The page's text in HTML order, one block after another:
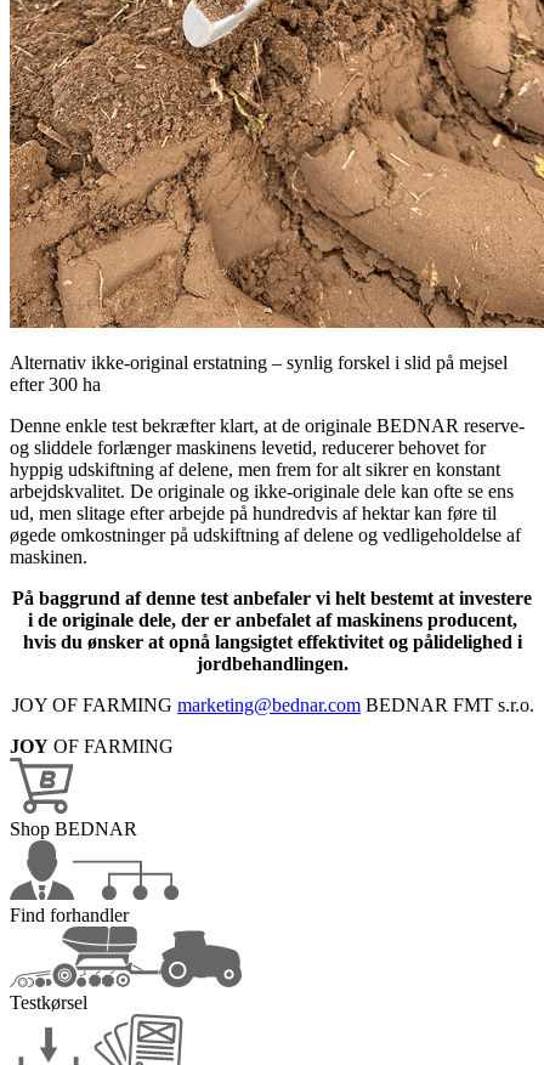
Alternativ ikke-original erstatning – synlig forskel i slid på mejsel
efter 300 ha
Denne enkle test bekræfter klart, at de originale BEDNAR reserve-
og sliddele forlænger maskinens levetid, reducerer behovet for
hyppig udskiftning af delene, men frem for alt sikrer en konstant
arbejdskvalitet. De originale og ikke-originale dele kan ofte se ens
ud, men slitage efter arbejde på hundredvis af hektar kan føre til
øgede omkostninger på udskiftning af delene og vedligeholdelse af
maskinen.
På baggrund af denne test anbefaler vi helt bestemt at investere
i de originale dele, der er anbefalet af maskinens producent,
hvis du ønsker at opnå langsigtet effektivitet og pålidelighed i
jordbehandlingen.
JOY OF FARMING marketing@bednar.com BEDNAR FMT s.r.o.
JOY OF FARMING
Shop BEDNAR
Find forhandler
Testkørsel